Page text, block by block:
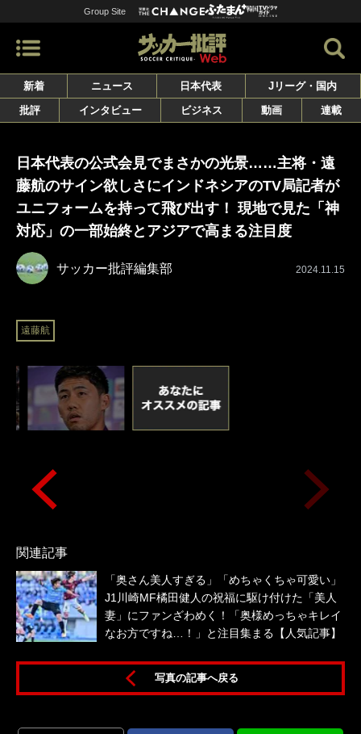
Group Site
新着 ニュース 日本代表
Jリーグ・国内
批評
インタビュー ビジネス 動画 連載
日本代表の公式会見でまさかの光景……主将・遠
藤航のサイン欲しさにインドネシアのTV局記者が
ユニフォームを持って飛び出す！ 現地で見た「神
対応」の一部始終とアジアで高まる注目度
サッカー批評編集部 2024.11.15
遠藤航
関連記事
「奥さん美人すぎる」「めちゃくちゃ可愛い」
J1川崎MF橘田健人の祝福に駆け付けた「美人
妻」にファンざわめく！「奥様めっちゃキレイ
なお方ですね…！」と注目集まる【人気記事】
写真の記事へ戻る